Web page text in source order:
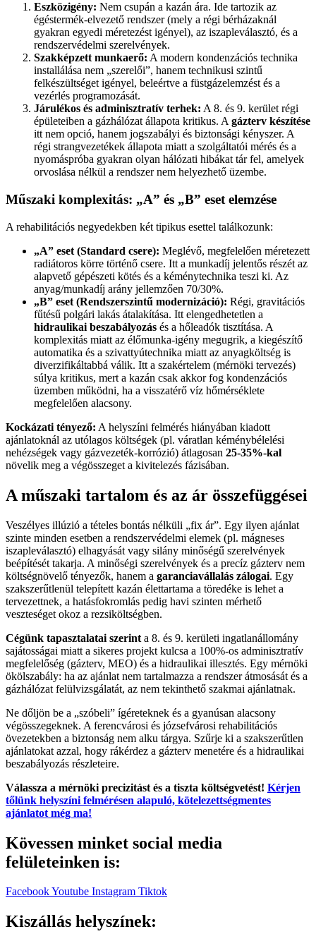
Eszközigény: Nem csupán a kazán ára. Ide tartozik az
égéstermék-elvezető rendszer (mely a régi bérházaknál
gyakran egyedi méretezést igényel), az iszapleválasztó, és a
rendszervédelmi szerelvények.
Szakképzett munkaerő: A modern kondenzációs technika
installálása nem „szerelői”, hanem technikusi szintű
felkészültséget igényel, beleértve a füstgázelemzést és a
vezérlés programozását.
Járulékos és adminisztratív terhek: A 8. és 9. kerület régi
épületeiben a gázhálózat állapota kritikus. A gázterv készítése
itt nem opció, hanem jogszabályi és biztonsági kényszer. A
régi strangvezetékek állapota miatt a szolgáltatói mérés és a
nyomáspróba gyakran olyan hálózati hibákat tár fel, amelyek
orvoslása nélkül a rendszer nem helyezhető üzembe.
Műszaki komplexitás: „A” és „B” eset elemzése
A rehabilitációs negyedekben két tipikus esettel találkozunk:
„A” eset (Standard csere): Meglévő, megfelelően méretezett
radiátoros körre történő csere. Itt a munkadíj jelentős részét az
alapvető gépészeti kötés és a kéménytechnika teszi ki. Az
anyag/munkadíj arány jellemzően 70/30%.
„B” eset (Rendszerszintű modernizáció): Régi, gravitációs
fűtésű polgári lakás átalakítása. Itt elengedhetetlen a
hidraulikai beszabályozás és a hőleadók tisztítása. A
komplexitás miatt az élőmunka-igény megugrik, a kiegészítő
automatika és a szivattyútechnika miatt az anyagköltség is
diverzifikáltabbá válik. Itt a szakértelem (mérnöki tervezés)
súlya kritikus, mert a kazán csak akkor fog kondenzációs
üzemben működni, ha a visszatérő víz hőmérséklete
megfelelően alacsony.
Kockázati tényező: A helyszíni felmérés hiányában kiadott
ajánlatoknál az utólagos költségek (pl. váratlan kéménybélelési
nehézségek vagy gázvezeték-korrózió) átlagosan 25-35%-kal
növelik meg a végösszeget a kivitelezés fázisában.
A műszaki tartalom és az ár összefüggései
Veszélyes illúzió a tételes bontás nélküli „fix ár”. Egy ilyen ajánlat
szinte minden esetben a rendszervédelmi elemek (pl. mágneses
iszapleválasztó) elhagyását vagy silány minőségű szerelvények
beépítését takarja. A minőségi szerelvények és a precíz gázterv nem
költségnövelő tényezők, hanem a garanciavállalás zálogai. Egy
szakszerűtlenül telepített kazán élettartama a töredéke is lehet a
tervezettnek, a hatásfokromlás pedig havi szinten mérhető
veszteséget okoz a rezsiköltségben.
Cégünk tapasztalatai szerint a 8. és 9. kerületi ingatlanállomány
sajátosságai miatt a sikeres projekt kulcsa a 100%-os adminisztratív
megfelelőség (gázterv, MEO) és a hidraulikai illesztés. Egy mérnöki
ökölszabály: ha az ajánlat nem tartalmazza a rendszer átmosását és a
gázhálózat felülvizsgálatát, az nem tekinthető szakmai ajánlatnak.
Ne dőljön be a „szóbeli” ígéreteknek és a gyanúsan alacsony
végösszegeknek. A ferencvárosi és józsefvárosi rehabilitációs
övezetekben a biztonság nem alku tárgya. Szűrje ki a szakszerűtlen
ajánlatokat azzal, hogy rákérdez a gázterv menetére és a hidraulikai
beszabályozás részleteire.
Válassza a mérnöki precizitást és a tiszta költségvetést! Kérjen
tőlünk helyszíni felmérésen alapuló, kötelezettségmentes
ajánlatot még ma!
Kövessen minket social media
felületeinken is:
FacebookYoutube Instagram Tiktok
Kiszállás helyszínek: